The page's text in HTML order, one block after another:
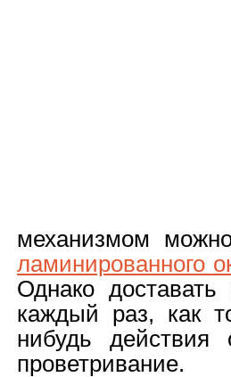
механизмом
ламинированного
Однако
каждый раз, как
нибудь
проветривание.